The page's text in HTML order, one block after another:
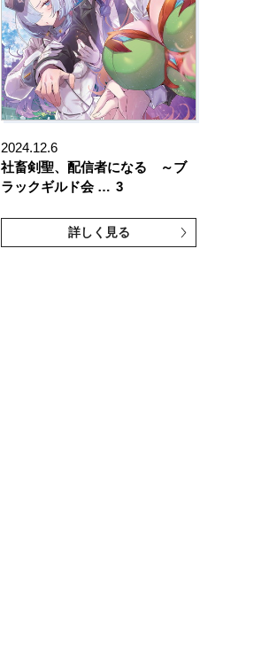
2024.12.6
社畜剣聖、配信者になる ～ブ
ラックギルド会 … 3
詳しく見る